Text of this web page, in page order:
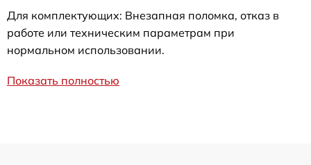
Для комплектующих: Внезапная поломка, отказ в
работе или техническим параметрам при
нормальном использовании.
Показать полностью